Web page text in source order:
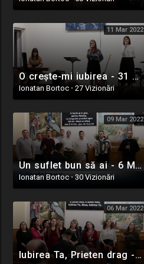
11 Mar 2022
O crește-mi iubirea - 31 Decembrie 2021 - Oastea Domnului - Alba Iulia
Ionatan Bortoc · 27 Vizionări
09 Mar 2022
Un suflet bun să ai - 6 Martie 2022 - Oastea Domnului - Ighiel, Alba
Ionatan Bortoc ·30 Vizionări
06 Mar 2022
Iubirea Ta, Prieten drag - 6 Martie 2022 - Oastea Domnului - Ighiel, Alba